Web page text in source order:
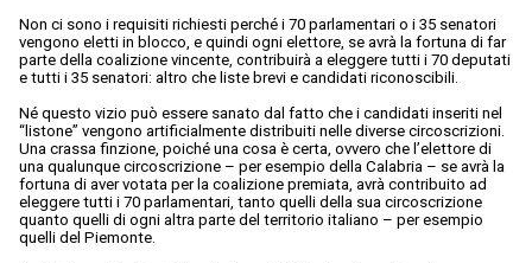
Non ci sono i requisiti richiesti perché i 70 parlamentari o i 35 senatori
vengono eletti in blocco, e quindi ogni elettore, se avrà la fortuna di far
parte della coalizione vincente, contribuirà a eleggere tutti i 70 deputati
e tutti i 35 senatori: altro che liste brevi e candidati riconoscibili.
Né questo vizio può essere sanato dal fatto che i candidati inseriti nel
“listone” vengono artificialmente distribuiti nelle diverse circoscrizioni.
Una crassa finzione, poiché una cosa è certa, ovvero che l’elettore di
una qualunque circoscrizione – per esempio della Calabria – se avrà la
fortuna di aver votata per la coalizione premiata, avrà contribuito ad
eleggere tutti i 70 parlamentari, tanto quelli della sua circoscrizione
quanto quelli di ogni altra parte del territorio italiano – per esempio
quelli del Piemonte.